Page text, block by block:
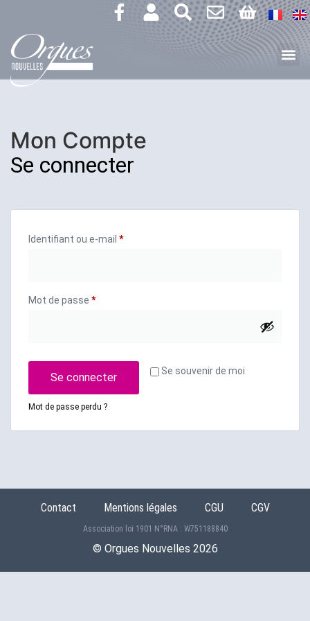
Mon Compte
Se connecter
Identifiant ou e-mail *
Mot de passe *
Se souvenir de moi
Se connecter
Mot de passe perdu ?
©️ Orgues Nouvelles 2026
Association loi 1901 N°RNA : W751188840
Contact Mentions légales CGU CGV